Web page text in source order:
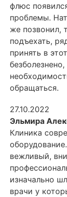
флюс
проблемы.
же позвонил,
подъехать,
принять в
обращаться.
27.10.2022
Эльмира
Клиника
вежливый,
изначально
врачи у